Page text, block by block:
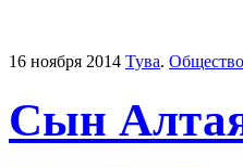
16 ноября 2014 Тува. Общество
Сын